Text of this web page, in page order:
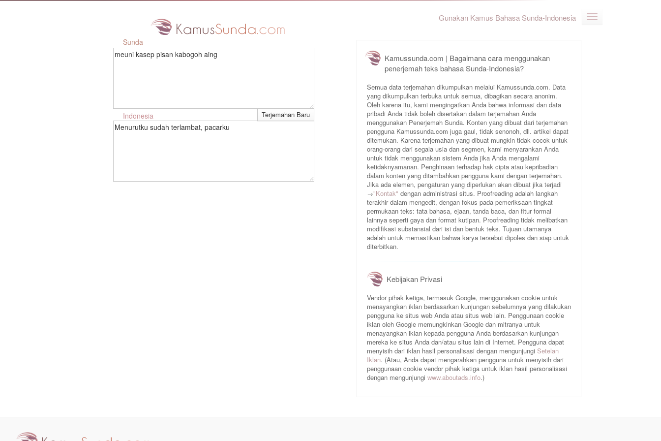
Gunakan Kamus Bahasa Sunda-Indonesia
Sunda
meuni kasep pisan kabogoh aing
Indonesia
Menurutku sudah terlambat, pacarku
Kamussunda.com | Bagaimana cara menggunakan
penerjemah teks bahasa Sunda-Indonesia?
Semua data terjemahan dikumpulkan melalui Kamussunda.com. Data
yang dikumpulkan terbuka untuk semua, dibagikan secara anonim.
Oleh karena itu, kami mengingatkan Anda bahwa informasi dan data
pribadi Anda tidak boleh disertakan dalam terjemahan Anda
menggunakan Penerjemah Sunda. Konten yang dibuat dari terjemahan
pengguna Kamussunda.com juga gaul, tidak senonoh, dll. artikel dapat
ditemukan. Karena terjemahan yang dibuat mungkin tidak cocok untuk
orang-orang dari segala usia dan segmen, kami menyarankan Anda
untuk tidak menggunakan sistem Anda jika Anda mengalami
ketidaknyamanan. Penghinaan terhadap hak cipta atau kepribadian
dalam konten yang ditambahkan pengguna kami dengan terjemahan.
Jika ada elemen, pengaturan yang diperlukan akan dibuat jika terjadi
→"Kontak" dengan administrasi situs. Proofreading adalah langkah
terakhir dalam mengedit, dengan fokus pada pemeriksaan tingkat
permukaan teks: tata bahasa, ejaan, tanda baca, dan fitur formal
lainnya seperti gaya dan format kutipan. Proofreading tidak melibatkan
modifikasi substansial dari isi dan bentuk teks. Tujuan utamanya
adalah untuk memastikan bahwa karya tersebut dipoles dan siap untuk
diterbitkan.
Kebijakan Privasi
Vendor pihak ketiga, termasuk Google, menggunakan cookie untuk
menayangkan iklan berdasarkan kunjungan sebelumnya yang dilakukan
pengguna ke situs web Anda atau situs web lain. Penggunaan cookie
iklan oleh Google memungkinkan Google dan mitranya untuk
menayangkan iklan kepada pengguna Anda berdasarkan kunjungan
mereka ke situs Anda dan/atau situs lain di Internet. Pengguna dapat
menyisih dari iklan hasil personalisasi dengan mengunjungi Setelan
Iklan. (Atau, Anda dapat mengarahkan pengguna untuk menyisih dari
penggunaan cookie vendor pihak ketiga untuk iklan hasil personalisasi
dengan mengunjungi www.aboutads.info.)